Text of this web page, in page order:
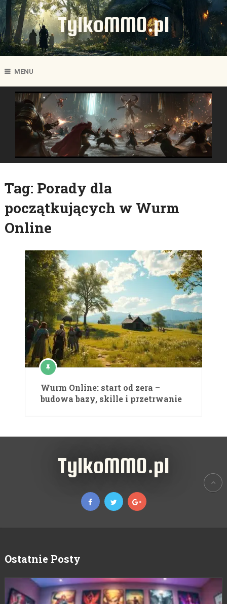
TylkoMMO.pl
MENU
Tag: Porady dla
początkujących w Wurm
Online
Wurm Online: start od zera –
budowa bazy, skille i przetrwanie
TylkoMMO.pl
Ostatnie Posty